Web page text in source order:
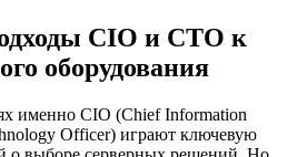
CIO и CTO к
оборудования
именно CIO (Chief Information
Officer) играют ключевую